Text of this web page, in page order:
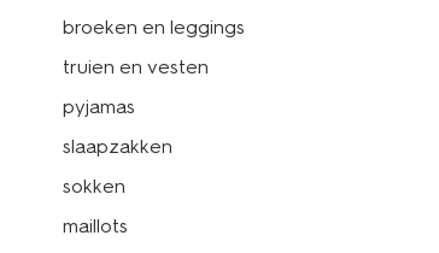
broeken en leggings
truien en vesten
pyjamas
slaapzakken
sokken
maillots